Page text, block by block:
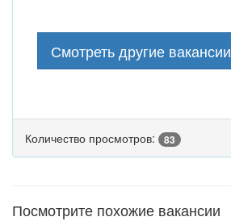
Смотреть другие вакансии
Количество просмотров: 83
Посмотрите похожие вакансии